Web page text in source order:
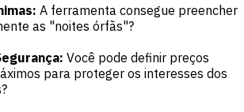
A ferramenta consegue preencher
as "noites órfãs"?
Você pode definir preços
para proteger os interesses dos